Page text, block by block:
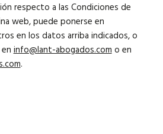
respecto a las Condiciones de
web, puede ponerse en
en los datos arriba indicados, o
eninfo@lant-abogados.como en
.